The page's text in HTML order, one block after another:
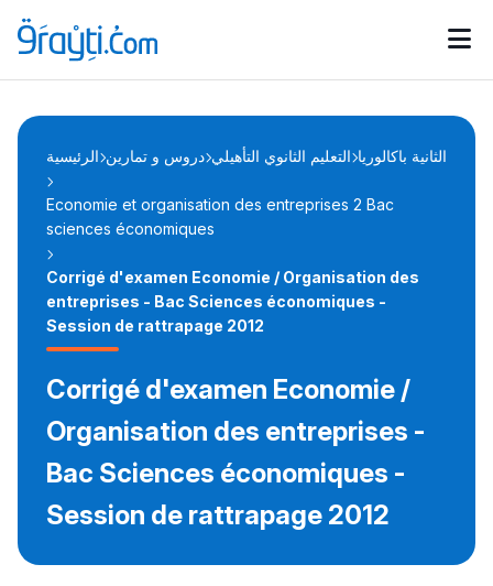
Catégories
d'actualités
Annonces bourses
الرئيسية دروس و تمارين التعليم الثانوي التأهيلي الثانية باكالوريا
Economie et organisation des entreprises 2 Bac
sciences économiques
Corrigé d'examen Economie / Organisation des
entreprises - Bac Sciences économiques -
Session de rattrapage 2012
Corrigé d'examen Economie /
Organisation des entreprises -
Bac Sciences économiques -
Session de rattrapage 2012